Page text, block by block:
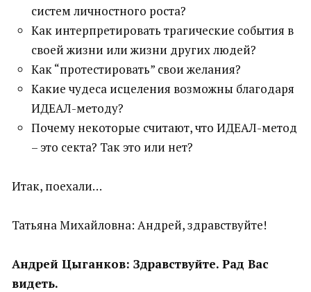
систем личностного роста?
Как интерпретировать трагические события в
своей жизни или жизни других людей?
Как “протестировать” свои желания?
Какие чудеса исцеления возможны благодаря
ИДЕАЛ-методу?
Почему некоторые считают, что ИДЕАЛ-метод
– это секта? Так это или нет?
Итак, поехали…
Татьяна Михайловна: Андрей, здравствуйте!
Андрей Цыганков: Здравствуйте. Рад Вас
видеть.